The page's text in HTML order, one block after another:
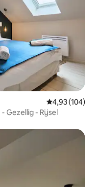
Gemiddelde
4,93 (104)
Gezellig - Rijsel